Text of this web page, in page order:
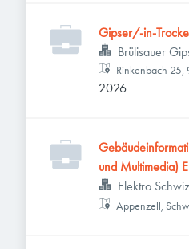
Gipser/-in-
Brülisauer
Rinkenbach
Schweiz
2026
und Multimedia)
Elektro
Appenzell,